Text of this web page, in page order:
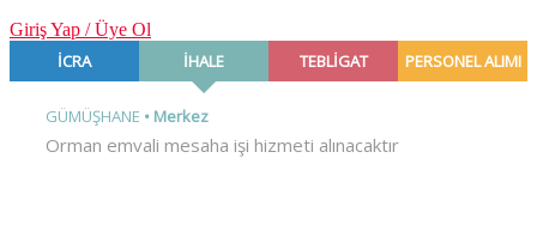
Giriş Yap / Üye Ol